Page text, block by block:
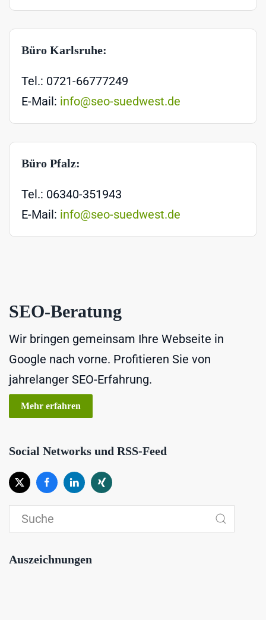
Büro Karlsruhe:
Tel.: 0721-66777249
E-Mail: info@seo-suedwest.de
Büro Pfalz:
Tel.: 06340-351943
E-Mail: info@seo-suedwest.de
SEO-Beratung
Wir bringen gemeinsam Ihre Webseite in
Google nach vorne. Profitieren Sie von
jahrelanger SEO-Erfahrung.
Mehr erfahren
Social Networks und RSS-Feed
Auszeichnungen